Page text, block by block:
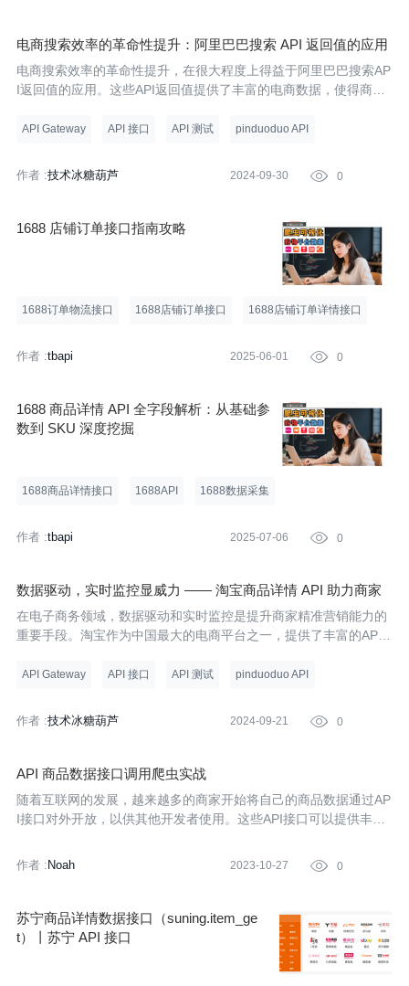
电商搜索效率的革命性提升：阿里巴巴搜索 API 返回值的应用
电商搜索效率的革命性提升，在很大程度上得益于阿里巴巴搜索AP
I返回值的应用。这些API返回值提供了丰富的电商数据，使得商家
阿里巴巴搜索API返回值应用的详细分析，包括代码示例：
API Gateway API 接口 API 测试 pinduoduo API
作者 :技术冰糖葫芦 2024-09-30  0
1688 店铺订单接口指南攻略
1688订单物流接口 1688店铺订单接口 1688店铺订单详情接口
作者 :tbapi 2025-06-01  0
1688 商品详情 API 全字段解析：从基础参
数到 SKU 深度挖掘
1688商品详情接口 1688API 1688数据采集
作者 :tbapi 2025-07-06  0
数据驱动，实时监控显威力 —— 淘宝商品详情 API 助力商家
精准营销
在电子商务领域，数据驱动和实时监控是提升商家精准营销能力的
重要手段。淘宝作为中国最大的电商平台之一，提供了丰富的API
制定。这里，我将介绍如何使用淘宝商品详情API（注：实际开发
API Gateway API 接口 API 测试 pinduoduo API
作者 :技术冰糖葫芦 2024-09-21  0
API 商品数据接口调用爬虫实战
随着互联网的发展，越来越多的商家开始将自己的商品数据通过AP
I接口对外开放，以供其他开发者使用。这些API接口可以提供丰富
开发者来说，通过调用这些API接口，可以更加便捷地获取商品数
作者 : Noah 2023-10-27  0
苏宁商品详情数据接口（suning.item_ge
t）丨苏宁 API 接口